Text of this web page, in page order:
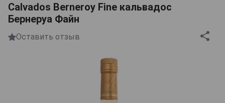
Calvados Berneroy Fine кальвадос
Бернеруа Файн
Оставить отзыв